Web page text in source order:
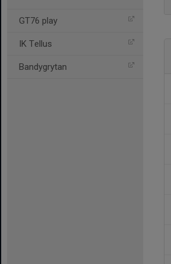
GT76 play
IK Tellus
Bandygrytan